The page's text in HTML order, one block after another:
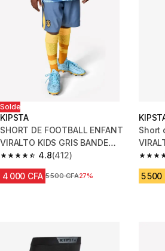
Solde
KIPSTA
SHORT DE FOOTBALL ENFANT
VIRALTO KIDS GRIS BANDE
ORANGE 4.8
4.8 out of 5 stars from 412 reviews
(412)
4 000 CFA Prix avant réduction
5 500 CFA27%
Short
verte
4.8
5 500